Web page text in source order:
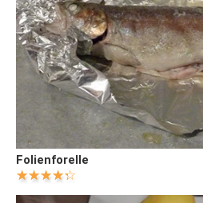
Folienforelle